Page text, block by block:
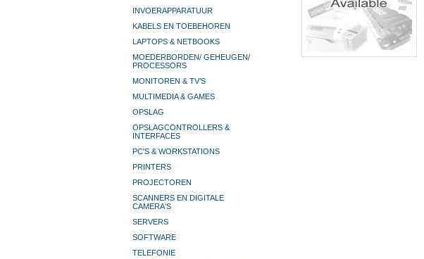
INVOERAPPARATUUR
KABELS EN TOEBEHOREN
LAPTOPS & NETBOOKS
MOEDERBORDEN/ GEHEUGEN/
PROCESSORS
MONITOREN & TV’S
MULTIMEDIA & GAMES
OPSLAG
OPSLAGCONTROLLERS &
INTERFACES
PC'S & WORKSTATIONS
PRINTERS
PROJECTOREN
SCANNERS EN DIGITALE
CAMERA'S
SERVERS
SOFTWARE
TELEFONIE